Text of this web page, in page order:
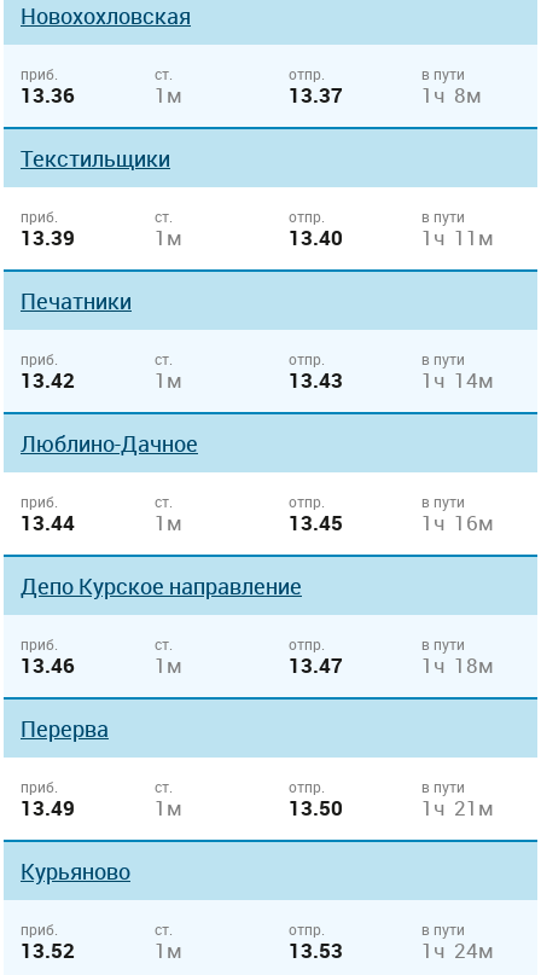
Новохохловская
приб.
13.36
ст.
1м
отпр.
13.37
в пути
1ч 8м
Текстильщики
приб.
13.39
ст.
1м
отпр.
13.40
в пути
1ч 11м
Печатники
приб.
13.42
ст.
1м
отпр.
13.43
в пути
1ч 14м
Люблино-Дачное
приб.
13.44
ст.
1м
отпр.
13.45
в пути
1ч 16м
Депо Курcкое направление
приб.
13.46
ст.
1м
отпр.
13.47
в пути
1ч 18м
Перерва
приб.
13.49
ст.
1м
отпр.
13.50
в пути
1ч 21м
Курьяново
приб.
13.52
ст.
1м
отпр.
13.53
в пути
1ч 24м